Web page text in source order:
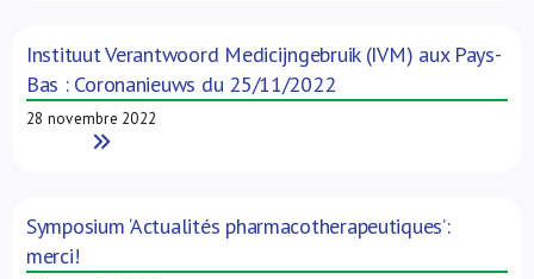
Instituut Verantwoord Medicijngebruik (IVM) aux Pays-
Bas : Coronanieuws du 25/11/2022
28 novembre 2022
Read More
Symposium ‘Actualités pharmacotherapeutiques’:
merci!